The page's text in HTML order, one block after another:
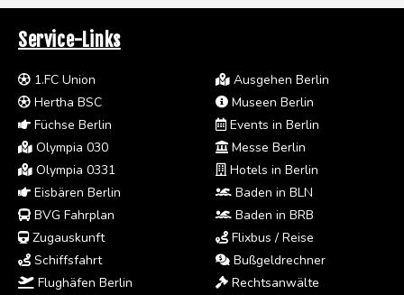
Service-Links
1.FC Union
Hertha BSC
Füchse Berlin
Olympia 030
Olympia 0331
Eisbären Berlin
BVG Fahrplan
Zugauskunft
Schiffsfahrt
Flughäfen Berlin
Ausgehen Berlin
Museen Berlin
Events in Berlin
Messe Berlin
Hotels in Berlin
Baden in BLN
Baden in BRB
Flixbus / Reise
Bußgeldrechner
Rechtsanwälte